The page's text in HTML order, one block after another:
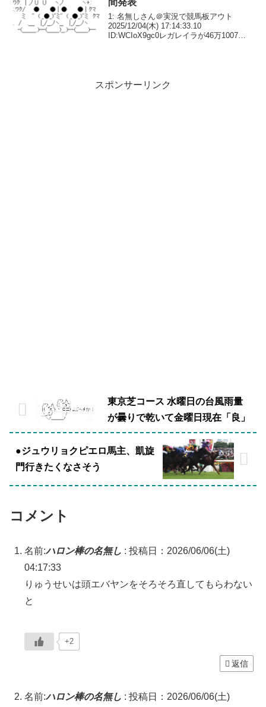
1: 名無しさん＠実況で競馬板アウト
2025/12/04(木) 17:14:33.10
ID:WCIoX9gc0レガレイラが46万1007票
スポンサーリンク
東京芝コース 水曜日の台風雨量
が曇りで乾いて金曜日現在「良」
●ジュウリョクピエロ馬主、凱旋
門行きたくなさそう
コメント
名前:ハロン棒の名無し : 投稿日：2026/06/06(土)
04:17:33
りゅうせいは頭エバヤンをそろそろ直してもらわない
と
+2
返信
名前:ハロン棒の名無し : 投稿日：2026/06/06(土)